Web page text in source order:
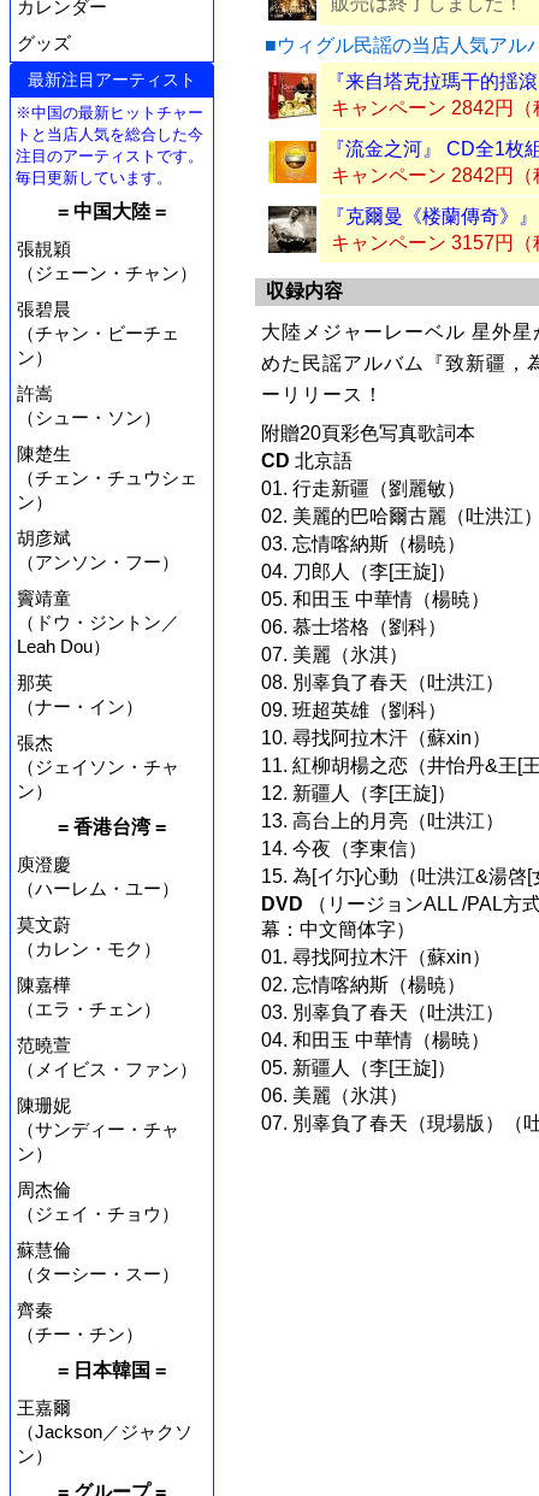
カレンダー
グッズ
最新注目アーティスト
※中国の最新ヒットチャー
トと当店人気を総合した今
注目のアーティストです。
毎日更新しています。
= 中国大陸 =
張靚穎
（ジェーン・チャン）
張碧晨
（チャン・ビーチェ
ン）
許嵩
（シュー・ソン）
陳楚生
（チェン・チュウシェ
ン）
胡彦斌
（アンソン・フー）
竇靖童
（ドウ・ジントン／
Leah Dou）
那英
（ナー・イン）
張杰
（ジェイソン・チャ
ン）
= 香港台湾 =
庾澄慶
（ハーレム・ユー）
莫文蔚
（カレン・モク）
陳嘉樺
（エラ・チェン）
范曉萱
（メイビス・ファン）
陳珊妮
（サンディー・チャ
ン）
周杰倫
（ジェイ・チョウ）
蘇慧倫
（ターシー・スー）
齊秦
（チー・チン）
= 日本韓国 =
王嘉爾
（Jackson／ジャクソ
ン）
= グループ =
■ウィグル民謡の当店人気アル
『来自塔克拉瑪干的揺
キャンペーン 2842円（
『流金之河』 CD全1枚
キャンペーン 2842円（
『克爾曼《楼蘭傳奇》
キャンペーン 3157円（
収録内容
大陸メジャーレーベル 星外
めた民謡アルバム『致新疆
ーリリース！
附贈20頁彩色写真歌詞本
CD 北京語
01. 行走新疆（劉麗敏）
02. 美麗的巴哈爾古麗（吐洪江
03. 忘情喀納斯（楊暁）
04. 刀郎人（李[王旋]）
05. 和田玉 中華情（楊暁）
06. 慕士塔格（劉科）
07. 美麗（氷淇）
08. 別辜負了春天（吐洪江）
09. 班超英雄（劉科）
10. 尋找阿拉木汗（蘇xin）
11. 紅柳胡楊之恋（井怡丹&王[
12. 新疆人（李[王旋]）
13. 高台上的月亮（吐洪江）
14. 今夜（李東信）
15. 為[イ尓]心動（吐洪江&湯啓[
DVD （リージョンALL /PAL方
幕：中文簡体字）
01. 尋找阿拉木汗（蘇xin）
02. 忘情喀納斯（楊暁）
03. 別辜負了春天（吐洪江）
04. 和田玉 中華情（楊暁）
05. 新疆人（李[王旋]）
06. 美麗（氷淇）
07. 別辜負了春天（現場版）（